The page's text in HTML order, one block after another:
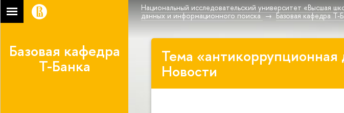
Национальный исследовательский университет «Высшая
данных и информационного поиска
Базовая кафедра Т-
Базовая кафедра
Т-Банка
Тема «антикоррупционная
Новости